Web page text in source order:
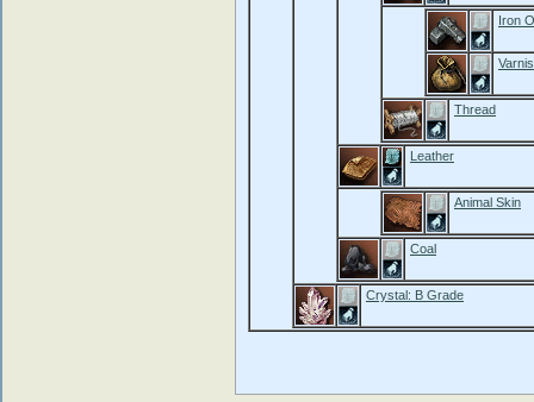
Iron
Thread
Leather
Animal Skin
Coal
Crystal: B Grade